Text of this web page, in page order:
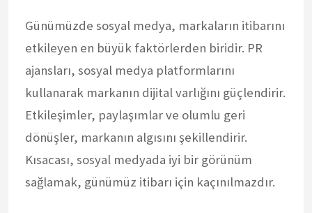
Günümüzde sosyal medya, markaların itibarını
etkileyen en büyük faktörlerden biridir. PR
ajansları, sosyal medya platformlarını
kullanarak markanın dijital varlığını güçlendirir.
Etkileşimler, paylaşımlar ve olumlu geri
dönüşler, markanın algısını şekillendirir.
Kısacası, sosyal medyada iyi bir görünüm
sağlamak, günümüz itibarı için kaçınılmazdır.